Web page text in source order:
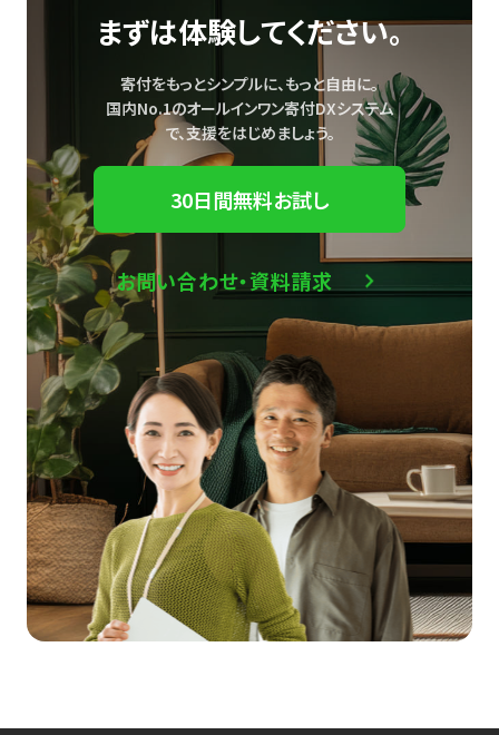
まずは体験してください。
寄付をもっとシンプルに、もっと自由に。
国内No.1のオールインワン寄付DXシステム
で、支援をはじめましょう。
30日間無料お試し
お問い合わせ・資料請求